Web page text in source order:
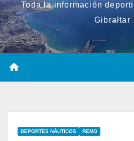
Toda la información
Gibraltar
DEPORTES NÁUTICOS REMO